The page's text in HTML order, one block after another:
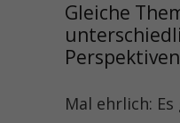
Gleiche
Perspektiven
Mal ehrlich: